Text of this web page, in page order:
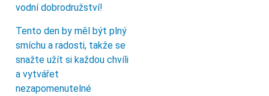
vodní dobrodružství!
Tento den by měl být plný
smíchu a radosti, takže se
snažte užít si každou chvíli
a vytvářet
nezapomenutelné